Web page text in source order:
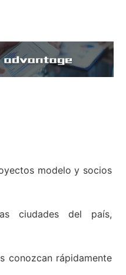
modelo y socios
ciudades del país,
conozcan rápidamente